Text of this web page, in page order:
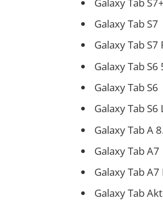
Galaxy Tab S7
Galaxy Tab S7
Galaxy Tab S6
Galaxy Tab S6
Galaxy Tab S6
Galaxy Tab A
Galaxy Tab A7
Galaxy Tab A7
Galaxy Tab